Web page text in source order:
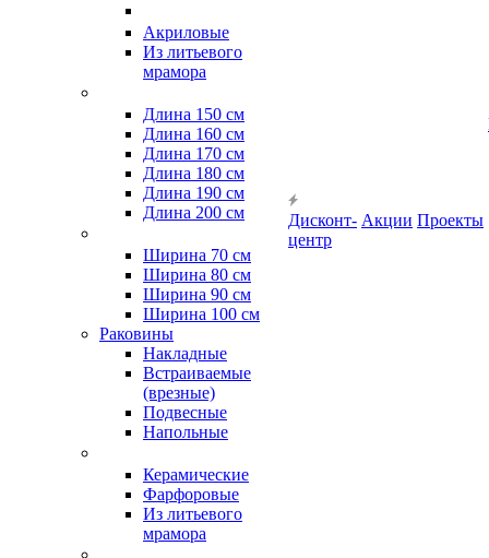
Акриловые
Из литьевого
мрамора
Длина 150 см
Длина 160 см
Длина 170 см
Длина 180 см
Длина 190 см
Длина 200 см
Ширина 70 см
Ширина 80 см
Ширина 90 см
Ширина 100 см
Раковины
Накладные
Встраиваемые
(врезные)
Подвесные
Напольные
Керамические
Фарфоровые
Из литьевого
мрамора
Дисконт-
центр
Акции Проекты